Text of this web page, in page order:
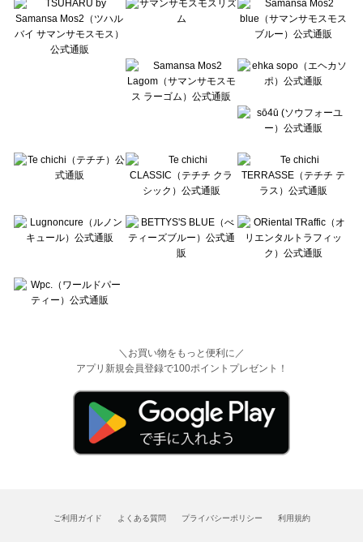
Lugnoncure（ルノンキュール）のアウター一覧
BETTY'S BLUE（べティーズブルー）のアウター一覧
Wpc.（ワールドパーティー）のアウター一覧
＼お買い物をもっと便利に／
アプリ新規会員登録で100ポイントプレゼント！
ご利用ガイド よくある質問 プライバシーポリシー 利用規約